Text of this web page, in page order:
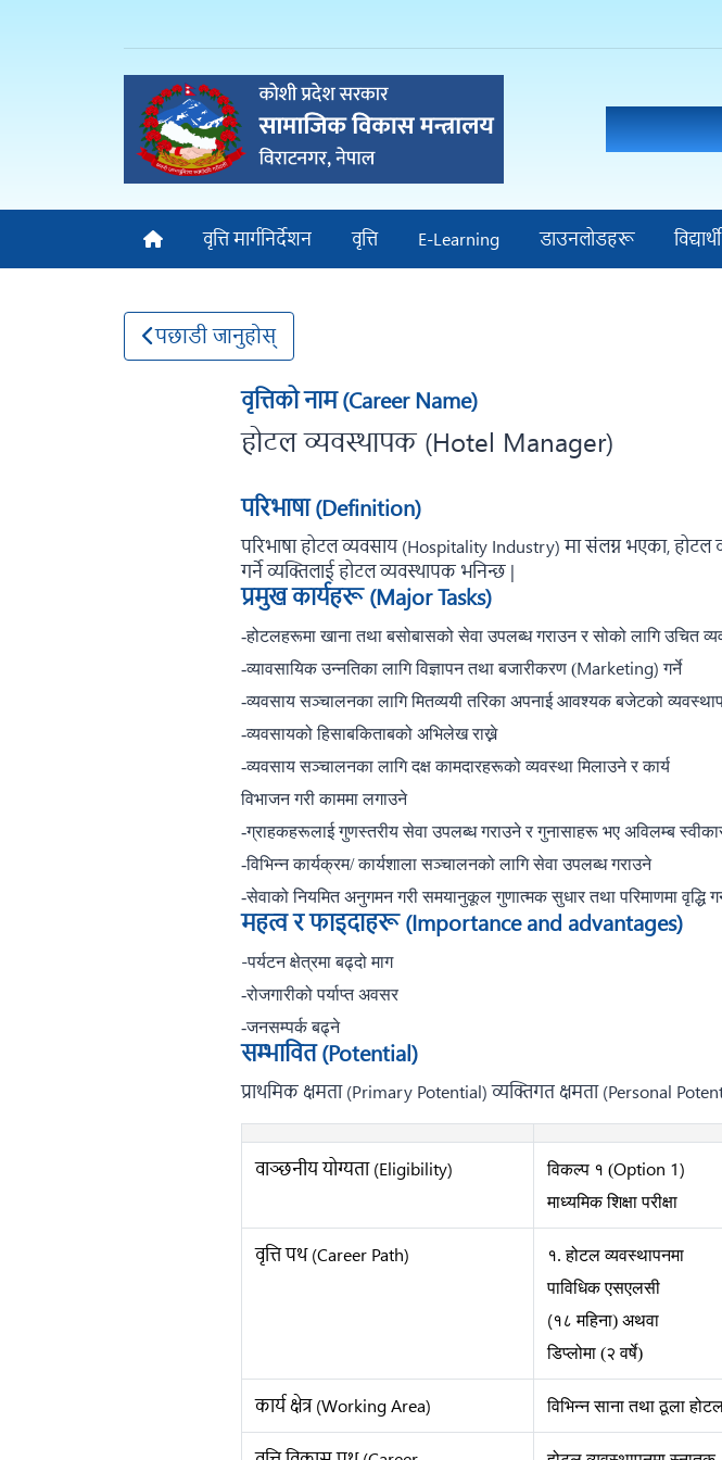
वृत्ति
वृत्ति मार्गनिर्देशन वृत्ति E-Learning डाउनलोडहरू
पछाडी जानुहोस्
वृत्तिको नाम (Career Name)
होटल व्यवस्थापक (Hotel Manager)
परिभाषा (Definition)
परिभाषा होटल व्यवसाय (Hospitality Industry) मा संलग्न भएका, होटल
गर्ने व्यक्तिलाई होटल व्यवस्थापक भनिन्छ |
प्रमुख कार्यहरू (Major Tasks)
-होटलहरूमा खाना तथा बसोबासको सेवा उपलब्ध गराउन र सोको लागि उचित
-व्यावसायिक उन्नतिका लागि विज्ञापन तथा बजारीकरण (Marketing)गर्ने
-व्यवसाय सञ्चालनका लागि मितव्ययी तरिका अपनाई आवश्यक बजेटको
-व्यवसायको हिसाबकिताबको अभिलेख राख्ने
-व्यवसाय सञ्चालनका लागि दक्ष कामदारहरूको व्यवस्था मिलाउने र कार्य
विभाजन गरी काममा लगाउने
-ग्राहकहरूलाई गुणस्तरीय सेवा उपलब्ध गराउने र गुनासाहरू भए अविलम्ब
-विभिन्न कार्यक्रम/ कार्यशाला सञ्चालनको लागि सेवा उपलब्ध गराउने
-सेवाको नियमित अनुगमन गरी समयानुकूल गुणात्मक सुधार तथा परिमाणमा वृद्धि
महत्व र फाइदाहरू (Importance and advantages)
-पर्यटन क्षेत्रमा बढ्दो माग
-रोजगारीको पर्याप्त अवसर
-जनसम्पर्क बढ्ने
सम्भावित (Potential)
प्राथमिक क्षमता (Primary Potential) व्यक्तिगत क्षमता (Personal
वाञ्छनीय योग्यता (Eligibility) विकल्प १ (Option 1)
माध्यमिक शिक्षा परीक्षा
वृत्ति पथ (Career Path) १. होटल व्यवस्थापनमा
पाविधिक एसएलसी
(१८ महिना) अथवा
डिप्लोमा (२ वर्षे)
कार्य क्षेत्र (Working Area) विभिन्न साना तथा ठूला